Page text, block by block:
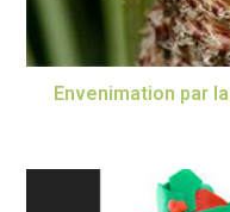
Envenimation par